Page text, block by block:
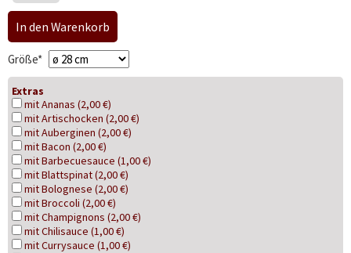
Pflichtfeld
Größe*
Extras
mit Ananas (2,00 €)
mit Artischocken (2,00 €)
mit Auberginen (2,00 €)
mit Bacon (2,00 €)
mit Barbecuesauce (1,00 €)
mit Blattspinat (2,00 €)
mit Bolognese (2,00 €)
mit Broccoli (2,00 €)
mit Champignons (2,00 €)
mit Chilisauce (1,00 €)
mit Currysauce (1,00 €)